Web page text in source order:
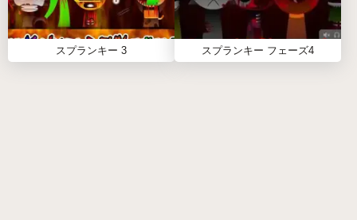
⚠️ キャラクターをステージに配置した後、
Garnoldのアイコンをクリックしないでくださ
い。コミュニティの報告によると、予期しないグ
スプランキー 3 スプランキー フェーズ4